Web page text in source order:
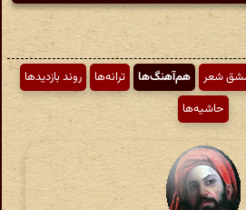
شعر هم‌آهنگ‌ها ترانه‌ها
روند بازدیدها
حاشیه‌ها